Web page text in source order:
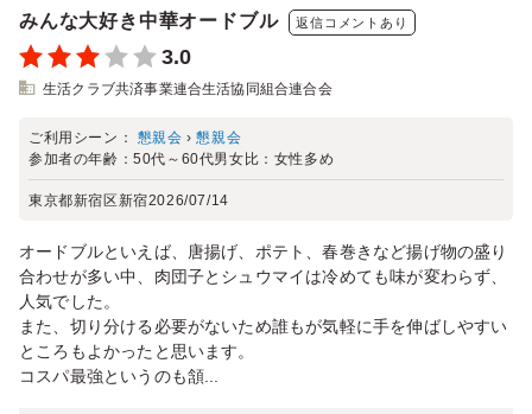
みんな大好き中華オードブル 返信コメントあり
3.0
生活クラブ共済事業連合生活協同組合連合会
ご利用シーン： 懇親会 ›懇親会
参加者の年齢：50代～60代男女比： 女性多め
東京都新宿区新宿2026/07/14
オードブルといえば、唐揚げ、ポテト、春巻きなど揚げ物の盛り
合わせが多い中、肉団子とシュウマイは冷めても味が変わらず、
人気でした。
また、切り分ける必要がないため誰もが気軽に手を伸ばしやすい
ところもよかったと思います。
コスパ最強というのも頷...